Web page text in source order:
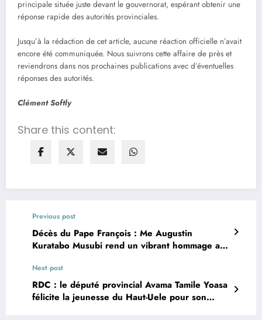
principale située juste devant le gouvernorat, espérant obtenir une
réponse rapide des autorités provinciales.
Jusqu’à la rédaction de cet article, aucune réaction officielle n’avait
encore été communiquée. Nous suivrons cette affaire de près et
reviendrons dans nos prochaines publications avec d’éventuelles
réponses des autorités.
Clément Softly
Share this content:
Previous post
Décès du Pape François : Me Augustin
Kuratabo Musubi rend un vibrant hommage au
Next post
RDC : le député provincial Avama Tamile Yoasa
félicite la jeunesse du Haut-Uele pour son